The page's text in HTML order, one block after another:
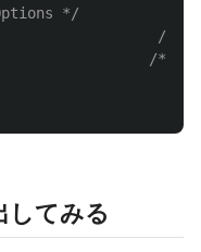
*/
/*
/*
してみる